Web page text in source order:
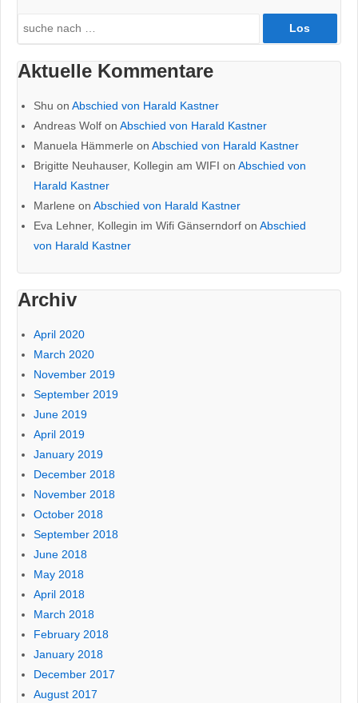
Search
for:
Aktuelle Kommentare
Shu on Abschied von Harald Kastner
Andreas Wolf on Abschied von Harald Kastner
Manuela Hämmerle on Abschied von Harald Kastner
Brigitte Neuhauser, Kollegin am WIFI on Abschied von
Harald Kastner
Marlene on Abschied von Harald Kastner
Eva Lehner, Kollegin im Wifi Gänserndorf on Abschied
von Harald Kastner
Archiv
April 2020
March 2020
November 2019
September 2019
June 2019
April 2019
January 2019
December 2018
November 2018
October 2018
September 2018
June 2018
May 2018
April 2018
March 2018
February 2018
January 2018
December 2017
August 2017